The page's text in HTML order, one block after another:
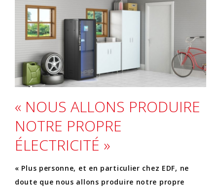
« NOUS ALLONS PRODUIRE
NOTRE PROPRE
ÉLECTRICITÉ »
« Plus personne, et en particulier chez EDF, ne
doute que nous allons produire notre propre